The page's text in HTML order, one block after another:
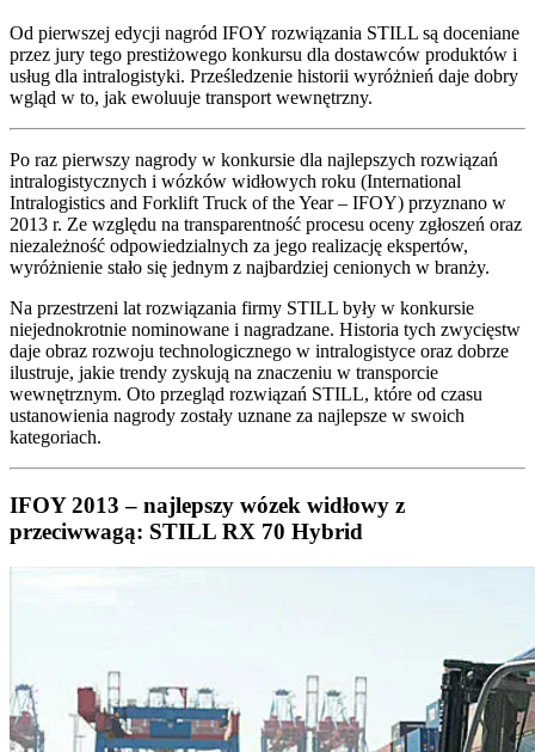
Od pierwszej edycji nagród IFOY rozwiązania STILL są doceniane
przez jury tego prestiżowego konkursu dla dostawców produktów i
usług dla intralogistyki. Prześledzenie historii wyróżnień daje dobry
wgląd w to, jak ewoluuje transport wewnętrzny.
Po raz pierwszy nagrody w konkursie dla najlepszych rozwiązań
intralogistycznych i wózków widłowych roku (International
Intralogistics and Forklift Truck of the Year – IFOY) przyznano w
2013 r. Ze względu na transparentność procesu oceny zgłoszeń oraz
niezależność odpowiedzialnych za jego realizację ekspertów,
wyróżnienie stało się jednym z najbardziej cenionych w branży.
Na przestrzeni lat rozwiązania firmy STILL były w konkursie
niejednokrotnie nominowane i nagradzane. Historia tych zwycięstw
daje obraz rozwoju technologicznego w intralogistyce oraz dobrze
ilustruje, jakie trendy zyskują na znaczeniu w transporcie
wewnętrznym. Oto przegląd rozwiązań STILL, które od czasu
ustanowienia nagrody zostały uznane za najlepsze w swoich
kategoriach.
IFOY 2013 – najlepszy wózek widłowy z
przeciwwagą: STILL RX 70 Hybrid